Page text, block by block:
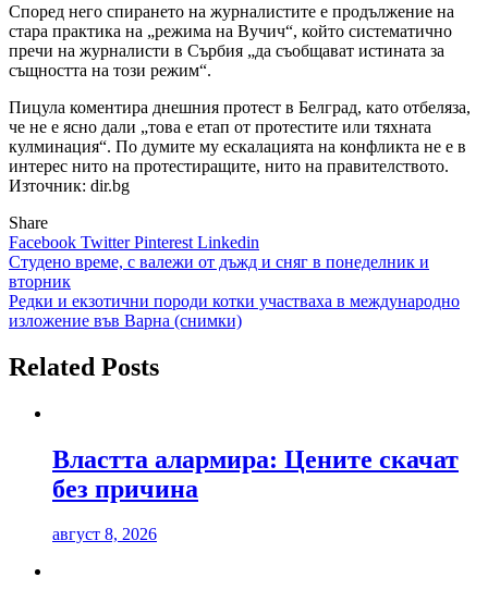
Според него спирането на журналистите е продължение на
стара практика на „режима на Вучич“, който систематично
пречи на журналисти в Сърбия „да съобщават истината за
същността на този режим“.
Пицула коментира днешния протест в Белград, като отбеляза,
че не е ясно дали „това е етап от протестите или тяхната
кулминация“. По думите му ескалацията на конфликта не е в
интерес нито на протестиращите, нито на правителството.
Източник: dir.bg
Share
Facebook TwitterPinterest Linkedin
Навигация
Студено време, с валежи от дъжд и сняг в понеделник и
вторник
Редки и екзотични породи котки участваха в международно
изложение във Варна (снимки)
Related Posts
Властта алармира: Цените скачат
без причина
август 8, 2026